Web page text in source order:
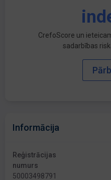
CrefoScore un
sadarbības
Informācija
Reģistrācijas
numurs
50003498791